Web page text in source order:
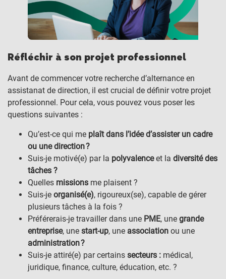
Réfléchir à son projet professionnel
Avant de commencer votre recherche d’alternance en
assistanat de direction, il est crucial de définir votre projet
professionnel. Pour cela, vous pouvez vous poser les
questions suivantes :
Qu’est-ce qui me plaît dans l’idée d’assister un cadre
ou une direction ?
Suis-je motivé(e) par la polyvalenceet la diversité des
tâches ?
Quelles missions me plaisent ?
Suis-je organisé(e), rigoureux(se), capable de gérer
plusieurs tâches à la fois ?
Préférerais-je travailler dans une PME, une grande
entreprise, une start-up, une association ou une
administration ?
Suis-je attiré(e) par certains secteurs : médical,
juridique, finance, culture, éducation, etc. ?